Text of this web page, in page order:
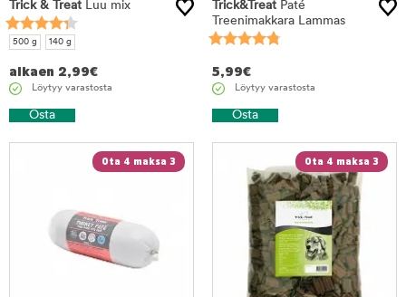
Trick & Treat Luu mix
500 g 140 g
alkaen 2,99€
Löytyy varastosta
Osta
Trick&Treat Paté
Treenimakkara Lammas
5,99€
Löytyy varastosta
Osta
Ota 4 maksa 3 Ota 4 maksa 3